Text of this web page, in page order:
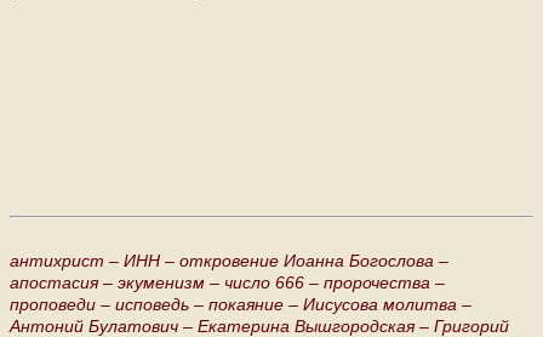
антихрист – ИНН – откровение Иоанна Богослова –
апостасия – экуменизм – число 666 – пророчества –
проповеди – исповедь – покаяние – Иисусова молитва –
Антоний Булатович – Екатерина Вышгородская – Григорий